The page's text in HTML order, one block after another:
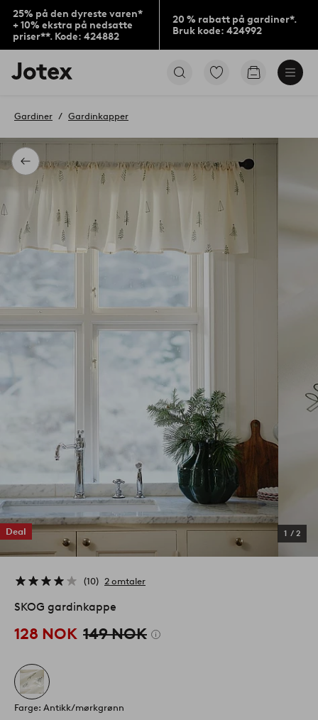
25% på den dyreste varen*
+ 10% ekstra på nedsatte
priser**. Kode: 424882
20 % rabatt på gardiner*.
Bruk kode: 424992
Jotex’
logo
til
Gå
Gå
Tilbake
Gardiner Gardinkapper
Deal 1 / 2
10 2 omtaler
SKOG gardinkappe
128 NOK 149 NOK
Farge: Antikk/mørkgrønn